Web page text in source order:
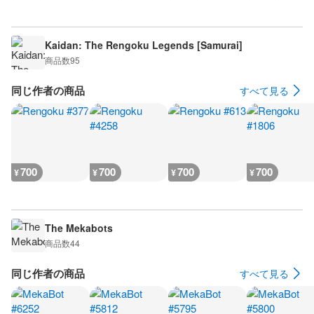
Kaidan: The Rengoku Legends [Samurai]
商品数95
同じ作者の商品 すべて見る
¥700 ¥700 ¥700 ¥700
The Mekabots
商品数44
同じ作者の商品 すべて見る